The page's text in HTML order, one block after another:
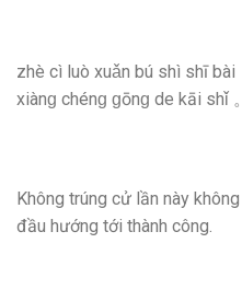
zhè cì luò xuǎn bú shì shī bài
xiànɡ chénɡ ɡōnɡ de kāi shǐ 。
Không trúng cử lần này
đầu hướng tới thành công.